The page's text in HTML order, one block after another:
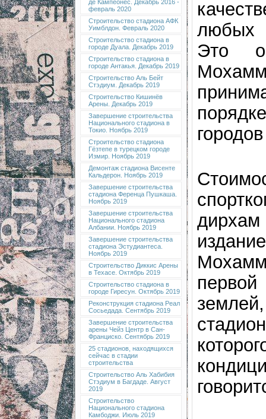
де Кампеонес. Декабрь 2016 -
февраль 2020
Строительство стадиона АФК
Уимблдон. Февраль 2020
Строительство стадиона в
городе Дуала. Декабрь 2019
Строительство стадиона в
городе Антакья. Декабрь 2019
Строительство Аль Бейт
Стэдиум. Декабрь 2019
Строительство Кишинёв
Арены. Декабрь 2019
Завершение строительства
Национального стадиона в
Токио. Ноябрь 2019
Строительство стадиона
Гёзтепе в турецком городе
Измир. Ноябрь 2019
Демонтаж стадиона Висенте
Кальдерон. Ноябрь 2019
Завершение строительства
стадиона Ференца Пушкаша.
Ноябрь 2019
Завершение строительства
Национального стадиона
Албании. Ноябрь 2019
Завершение строительства
стадиона Эстудиантеса.
Ноябрь 2019
Строительство Диккис Арены
в Техасе. Октябрь 2019
Строительство стадиона в
городе Гиресун. Октябрь 2019
Реконструкция стадиона Реал
Сосьедада. Сентябрь 2019
Завершение строительства
арены Чейз Центр в Сан-
Франциско. Сентябрь 2019
25 стадионов, находящихся
сейчас в стадии
строительства
Строительство Аль Хабибия
Стэдиум в Багдаде. Август
2019
Строительство
Национального стадиона
Камбоджи. Июль 2019
любых
Это